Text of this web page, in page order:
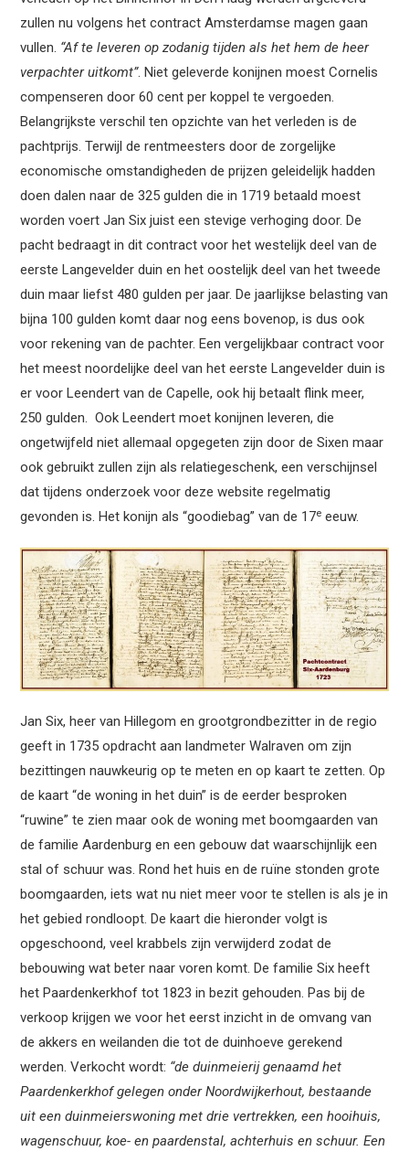
zullen nu volgens het contract Amsterdamse magen gaan
vullen. “Af te leveren op zodanig tijden als het hem de heer
verpachter uitkomt”. Niet geleverde konijnen moest Cornelis
compenseren door 60 cent per koppel te vergoeden.
Belangrijkste verschil ten opzichte van het verleden is de
pachtprijs. Terwijl de rentmeesters door de zorgelijke
economische omstandigheden de prijzen geleidelijk hadden
doen dalen naar de 325 gulden die in 1719 betaald moest
worden voert Jan Six juist een stevige verhoging door. De
pacht bedraagt in dit contract voor het westelijk deel van de
eerste Langevelder duin en het oostelijk deel van het tweede
duin maar liefst 480 gulden per jaar. De jaarlijkse belasting van
bijna 100 gulden komt daar nog eens bovenop, is dus ook
voor rekening van de pachter. Een vergelijkbaar contract voor
het meest noordelijke deel van het eerste Langevelder duin is
er voor Leendert van de Capelle, ook hij betaalt flink meer,
250 gulden. Ook Leendert moet konijnen leveren, die
ongetwijfeld niet allemaal opgegeten zijn door de Sixen maar
ook gebruikt zullen zijn als relatiegeschenk, een verschijnsel
dat tijdens onderzoek voor deze website regelmatig
gevonden is. Het konijn als “goodiebag” van de 17e eeuw.
Jan Six, heer van Hillegom en grootgrondbezitter in de regio
geeft in 1735 opdracht aan landmeter Walraven om zijn
bezittingen nauwkeurig op te meten en op kaart te zetten. Op
de kaart “de woning in het duin” is de eerder besproken
“ruwine” te zien maar ook de woning met boomgaarden van
de familie Aardenburg en een gebouw dat waarschijnlijk een
stal of schuur was. Rond het huis en de ruïne stonden grote
boomgaarden, iets wat nu niet meer voor te stellen is als je in
het gebied rondloopt. De kaart die hieronder volgt is
opgeschoond, veel krabbels zijn verwijderd zodat de
bebouwing wat beter naar voren komt. De familie Six heeft
het Paardenkerkhof tot 1823 in bezit gehouden. Pas bij de
verkoop krijgen we voor het eerst inzicht in de omvang van
de akkers en weilanden die tot de duinhoeve gerekend
werden. Verkocht wordt: “de duinmeierij genaamd het
Paardenkerkhof gelegen onder Noordwijkerhout, bestaande
uit een duinmeierswoning met drie vertrekken, een hooihuis,
wagenschuur, koe- en paardenstal, achterhuis en schuur. Een